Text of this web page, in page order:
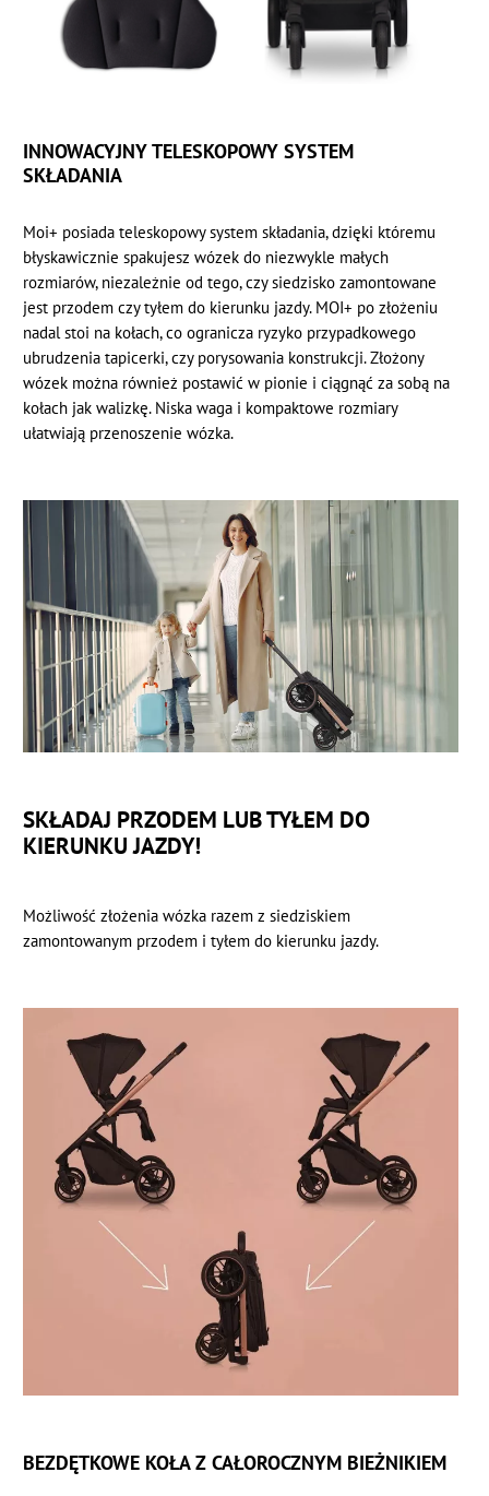
INNOWACYJNY TELESKOPOWY SYSTEM
SKŁADANIA
Moi+ posiada teleskopowy system składania, dzięki któremu
błyskawicznie spakujesz wózek do niezwykle małych
rozmiarów, niezależnie od tego, czy siedzisko zamontowane
jest przodem czy tyłem do kierunku jazdy. MOI+ po złożeniu
nadal stoi na kołach, co ogranicza ryzyko przypadkowego
ubrudzenia tapicerki, czy porysowania konstrukcji. Złożony
wózek można również postawić w pionie i ciągnąć za sobą na
kołach jak walizkę. Niska waga i kompaktowe rozmiary
ułatwiają przenoszenie wózka.
SKŁADAJ PRZODEM LUB TYŁEM DO
KIERUNKU JAZDY!
Możliwość złożenia wózka razem z siedziskiem
zamontowanym przodem i tyłem do kierunku jazdy.
BEZDĘTKOWE KOŁA Z CAŁOROCZNYM BIEŻNIKIEM